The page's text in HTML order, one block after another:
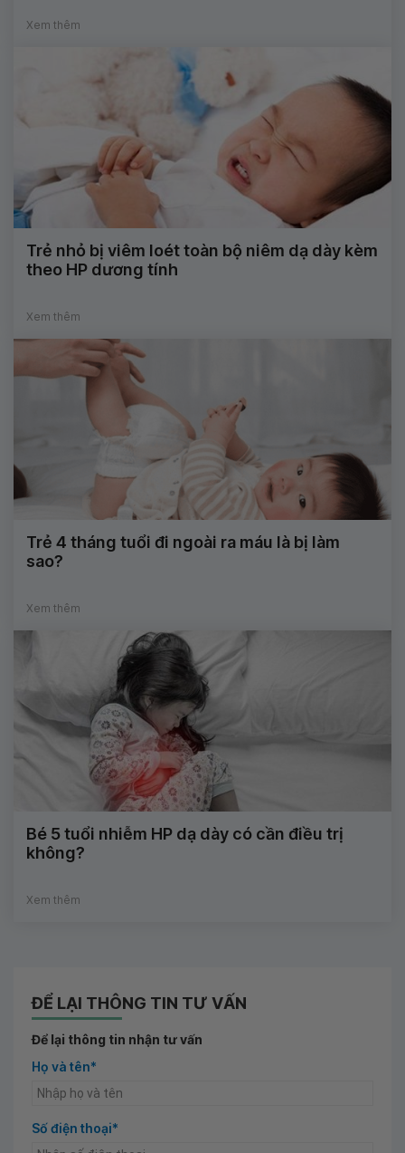
Xem thêm
Trẻ nhỏ bị viêm loét toàn bộ niêm dạ dày kèm
theo HP dương tính
Xem thêm
Trẻ 4 tháng tuổi đi ngoài ra máu là bị làm
sao?
Xem thêm
Bé 5 tuổi nhiễm HP dạ dày có cần điều trị
không?
Xem thêm
ĐỂ LẠI THÔNG TIN TƯ VẤN
Để lại thông tin nhận tư vấn
Họ và tên*
Số điện thoại*